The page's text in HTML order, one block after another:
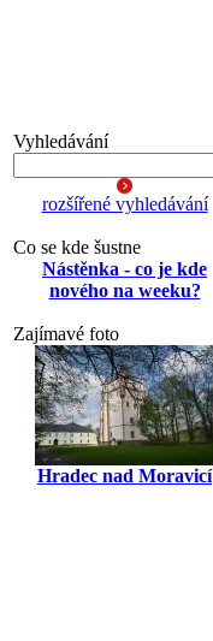
Vyhledávání
rozšířené vyhledávání
Co se kde šustne
Nástěnka - co je kde
nového na weeku?
Zajímavé foto
Hradec nad Moravicí